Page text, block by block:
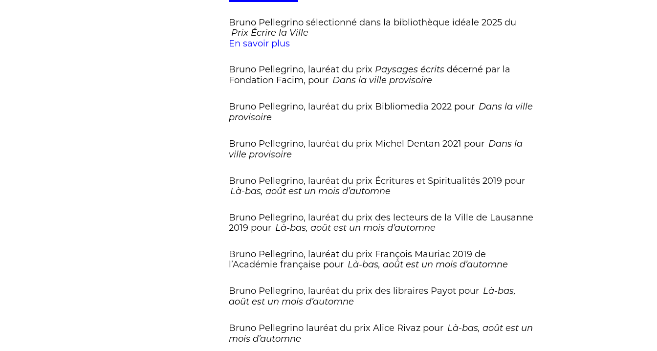
Bruno Pellegrino sélectionné dans la bibliothèque idéale 2025 du
Prix Écrire la Ville
En savoir plus
Bruno Pellegrino, lauréat du prix Paysages écrits décerné par la
Fondation Facim, pour Dans la ville provisoire
Bruno Pellegrino, lauréat du prix Bibliomedia 2022 pour Dans la ville
provisoire
Bruno Pellegrino, lauréat du prix Michel Dentan 2021 pour Dans la
ville provisoire
Bruno Pellegrino, lauréat du prix Écritures et Spiritualités 2019 pour
Là-bas, août est un mois d’automne
Bruno Pellegrino, lauréat du prix des lecteurs de la Ville de Lausanne
2019 pour Là-bas, août est un mois d’automne
Bruno Pellegrino, lauréat du prix François Mauriac 2019 de
l’Académie française pour Là-bas, août est un mois d’automne
Bruno Pellegrino, lauréat du prix des libraires Payot pour Là-bas,
août est un mois d’automne
Bruno Pellegrino lauréat du prix Alice Rivaz pour Là-bas, août est un
mois d’automne